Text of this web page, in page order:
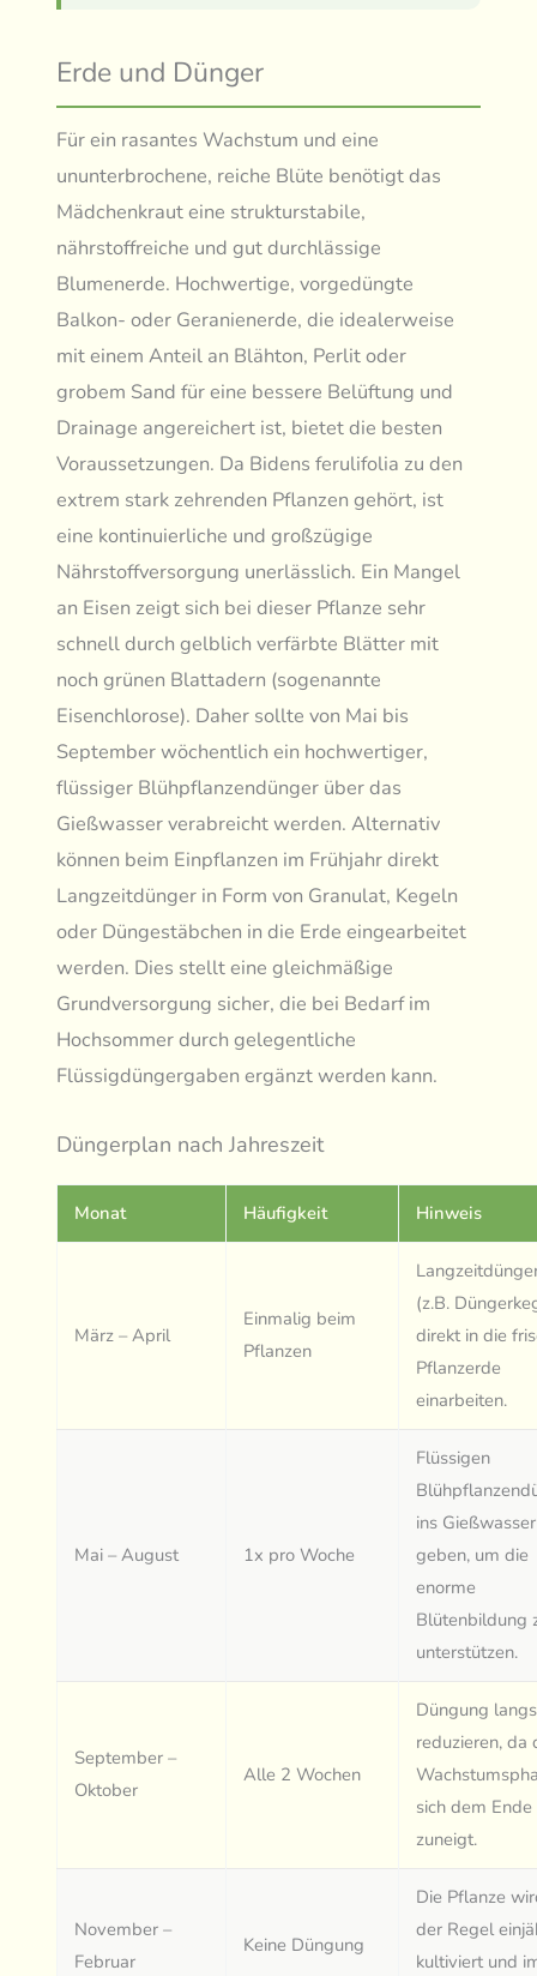
Erde und Dünger
Für ein rasantes Wachstum und eine
ununterbrochene, reiche Blüte benötigt das
Mädchenkraut eine strukturstabile,
nährstoffreiche und gut durchlässige
Blumenerde. Hochwertige, vorgedüngte
Balkon- oder Geranienerde, die idealerweise
mit einem Anteil an Blähton, Perlit oder
grobem Sand für eine bessere Belüftung und
Drainage angereichert ist, bietet die besten
Voraussetzungen. Da Bidens ferulifolia zu den
extrem stark zehrenden Pflanzen gehört, ist
eine kontinuierliche und großzügige
Nährstoffversorgung unerlässlich. Ein Mangel
an Eisen zeigt sich bei dieser Pflanze sehr
schnell durch gelblich verfärbte Blätter mit
noch grünen Blattadern (sogenannte
Eisenchlorose). Daher sollte von Mai bis
September wöchentlich ein hochwertiger,
flüssiger Blühpflanzendünger über das
Gießwasser verabreicht werden. Alternativ
können beim Einpflanzen im Frühjahr direkt
Langzeitdünger in Form von Granulat, Kegeln
oder Düngestäbchen in die Erde eingearbeitet
werden. Dies stellt eine gleichmäßige
Grundversorgung sicher, die bei Bedarf im
Hochsommer durch gelegentliche
Flüssigdüngergaben ergänzt werden kann.
Düngerplan nach Jahreszeit
Monat Häufigkeit Hinweis
März – April
Einmalig beim
Pflanzen
(z.B.
direkt in die
Pflanzerde
einarbeiten.
Mai – August 1x pro Woche
Flüssigen
ins Gießwasser
geben, um die
enorme
Blütenbildung
unterstützen.
September –
Oktober
Alle 2 Wochen
Düngung
reduzieren, da
sich dem Ende
zuneigt.
November –
Februar
Keine Düngung
Die Pflanze
der Regel
kultiviert und